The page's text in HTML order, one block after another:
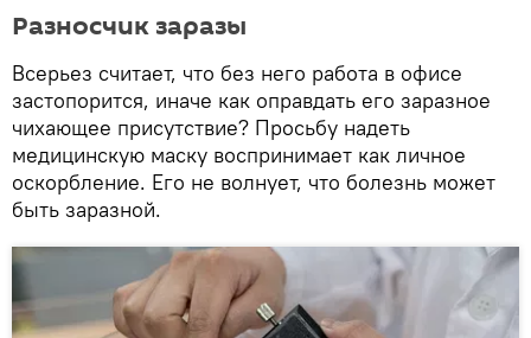
Разносчик заразы
Всерьез считает, что без него работа в офисе
застопорится, иначе как оправдать его заразное
чихающее присутствие? Просьбу надеть
медицинскую маску воспринимает как личное
оскорбление. Его не волнует, что болезнь может
быть заразной.